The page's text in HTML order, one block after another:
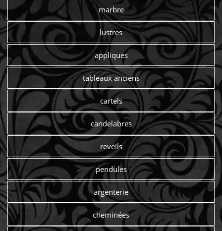
marbre
lustres
appliques
tableaux anciens
cartels
candelabres
reveils
pendules
argenterie
cheminées